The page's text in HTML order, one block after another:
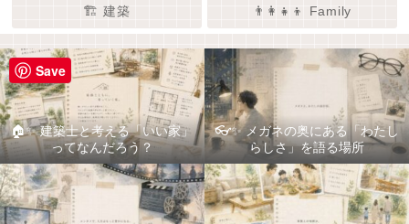
🏗️ 建築 👨‍👩‍👧‍👦 Family
🏠✨ 建築士と考える「いい家」
ってなんだろう？
👓✨ メガネの奥にある「わたし
らしさ」を語る場所
Save